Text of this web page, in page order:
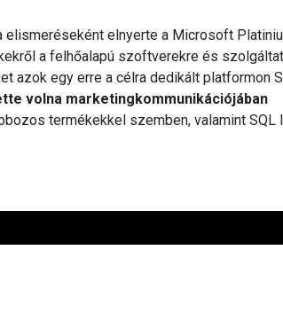
elismeréseként elnyerte a Microsoft
a felhőalapú szoftverekre és
azok egy erre a célra dedikált platformon
volna marketingkommunikációjában
termékekkel szemben, valamint SQL